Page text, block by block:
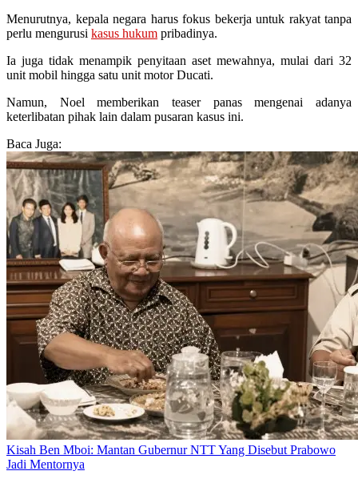
Menurutnya, kepala negara harus fokus bekerja untuk rakyat tanpa
perlu mengurusi kasus hukum pribadinya.
Ia juga tidak menampik penyitaan aset mewahnya, mulai dari 32
unit mobil hingga satu unit motor Ducati.
Namun, Noel memberikan teaser panas mengenai adanya
keterlibatan pihak lain dalam pusaran kasus ini.
Baca Juga:
Kisah Ben Mboi: Mantan Gubernur NTT Yang Disebut Prabowo
Jadi Mentornya